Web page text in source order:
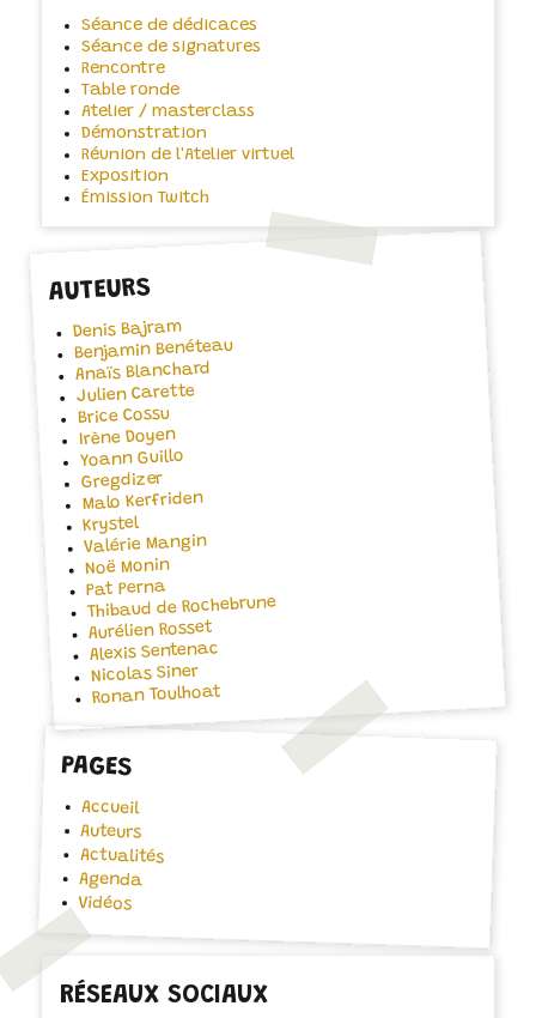
Séance de dédicaces
Séance de signatures
Rencontre
Table ronde
Atelier / masterclass
Démonstration
Réunion de l'Atelier virtuel
Exposition
Émission Twitch
AUTEURS
Denis Bajram
Benjamin Benéteau
Anaïs Blanchard
Julien Carette
Brice Cossu
Irène Doyen
Yoann Guillo
Gregdizer
Malo Kerfriden
Krystel
Valérie Mangin
Noë Monin
Pat Perna
Thibaud de Rochebrune
Aurélien Rosset
Alexis Sentenac
Nicolas Siner
Ronan Toulhoat
PAGES
Accueil
Auteurs
Actualités
Agenda
Vidéos
RÉSEAUX SOCIAUX